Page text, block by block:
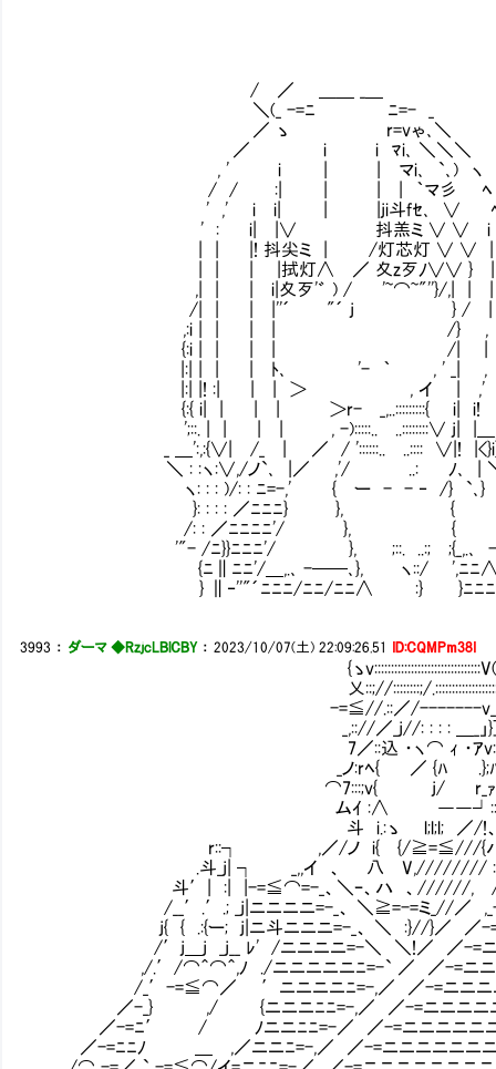
/ ／ ＿＿ _＿
＼(_ -=ﾆ ﾆ=- _
／ ゝ r=vゃ､＼
／ i i ﾏi､ ＼＼＼
, ' i | | マi､ `､) ヽ
/ / :| | | | ｀マ彡 ﾍ
' ,' i i| | |ji斗fｾ､ ∨
' : i| |∨ 抖羔ミ ∨ ∨ i
| | |! 抖尖ミ | /灯芯灯 ∨ ∨ |
| | | |拭灯∧ ／ 夊z歹ﾉ∨∨ } | :. あー、あ
,| | | i|夊歹'゛ ) / '~⌒~"''}/,| |
/| | | |''´ "´ j } / | ' ﾍ そう言うのの
,:i | | | | /} , ',
{:i | | | | /| | }
|:| | | | ﾄ､ '- ｀ , ' _| ,
|:| |! :| | | ＞ , イ | ,' / /
{:{ i| | | | ＞r- _,..:::::::::{ i| i! /
';::. | | | | , -):::::.. ..::::::::∨ j| |＿,. '": :
_ ＿':,:{∨| /_ | ／ / '::::::.. ..:::: ∨|! |<}i} : : :
＼ : :ヽ:∨,/ノ`､ |／ ,'/ ..: ﾉ､ | ＼`'～､
ヽ: : : )/: : ﾆ=-,' { ー - - ‐ /} `､}
}: : : : ／ﾆﾆﾆ} }, { ＼
/: : ／ﾆﾆﾆﾆ'/ }, { _>
'"- /ﾆ}}ﾆﾆﾆ'/ }, ;::. ..:; ;{_,.､ -
{ﾆ∥ﾆﾆ'/＿,.､ -──､}, ヽ::/ ',ﾆﾆ∧ﾆﾆ
} ∥‐''"´ﾆﾆﾆ/ﾆﾆ/ﾆﾆ∧ :} }ﾆﾆﾆ ヽ ﾆ
3993 ： ダーマ ◆RzjcLBlCBY：2023/10/07(土) 22:09:26.51 ID:CQMPm38I
{ゝv::::::::::::::::::::::::::::::::V(
乂::;//::::::::;/.::::::::::::::::::::
-=≦//.::／/-------v___::
_,:://／_j//: : : : ＿_」
7／::込 ・ヽ⌒ ｨ ・ｱv:
_ノ:rﾍ{ ／ {ﾊ .};
⌒7:::;v{ j/ r_ｧ:.
ムｲ :∧ ――┘::く
斗 i.:ゝ l;l;l; ／/!、
r::┐ ,／/ノ i{ {/≧=≦///{ハ、 ホープダ
.斗_j| ┐ _,,イ 、 八 V,//////// :
斗′| :| |-=≦⌒=-_、＼ｰ、ハ 、//////, /-
/__′.′.; _j|ニニニニ=-_、 ＼≧=-=ミ_//／ ,_-=
j{ { .:{ー; j|ニ斗ニニニ=-_、 ＼ :}//}／ ／-=
/′j＿j _j__ ﾚ' /ニニニニ=-＼ ＼!／ ／-=ニニ
,/.′/⌒＾⌒＾,ﾉ ./ニニニニニﾆ=-` ／ ／-=ニニ
/_′-=≦⌒／ ′ニニニニﾆ=-,／ ／-=ニニニニ
／-_} ,/ {ニニニﾆﾆ=-,／ ／-=ニニニニニ
／-=ﾆ′ / ﾉニニﾆﾆ=-／ ／-=ニニニニニニ
／-=ﾆﾆﾉ ＿ ,／ニニﾆ=-,／ ／-=ニニニニニニニ